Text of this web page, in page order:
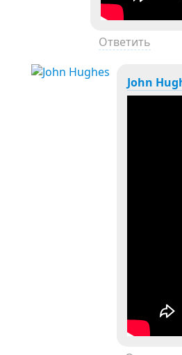
Ответить
John